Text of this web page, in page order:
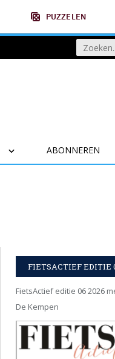
PUZZELEN
ABONNEREN
FIETSACTIEF EDITIE
FietsActief editie 06 2026
De Kempen